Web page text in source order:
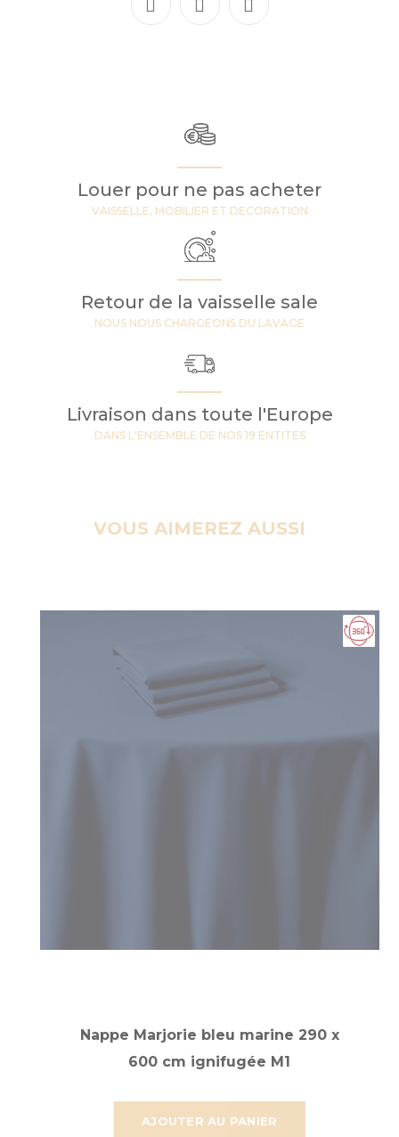
Louer pour ne pas acheter
VAISSELLE, MOBILIER ET DECORATION
Retour de la vaisselle sale
NOUS NOUS CHARGEONS DU LAVAGE
Livraison dans toute l'Europe
DANS L'ENSEMBLE DE NOS 19 ENTITES
VOUS AIMEREZ AUSSI
AJOUTER AU PANIER
Nappe Marjorie bleu marine 290 x
600 cm ignifugée M1